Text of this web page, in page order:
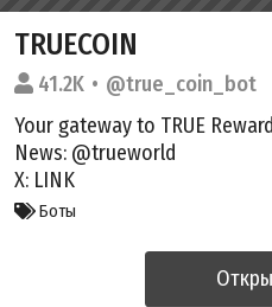
TRUECOIN
41.2K
@true_coin_bot
Your gateway to TRUE
News: @trueworld
X: LINK
Боты